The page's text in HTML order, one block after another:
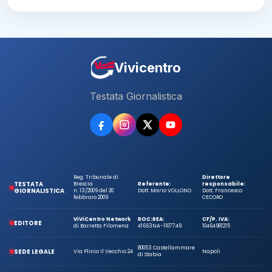
Vivicentro
Testata Giornalistica
TESTATA
GIORNALISTICA
Reg. Tribunale di
Brescia
n. 13/2009 del 20
febbraio 2009
Referente:
Dott. Mario VOLLONO
Direttore
responsabile:
Dott. Francesco
CECORO
EDITORE
ViViCentro Network
di Barretta Filomena
ROC:
41663
REA:
NA-1107749
CF/P. IVA:
10464981215
SEDE LEGALE Via Plinio Il Vecchio 24
80053 Castellammare
di Stabia
Napoli